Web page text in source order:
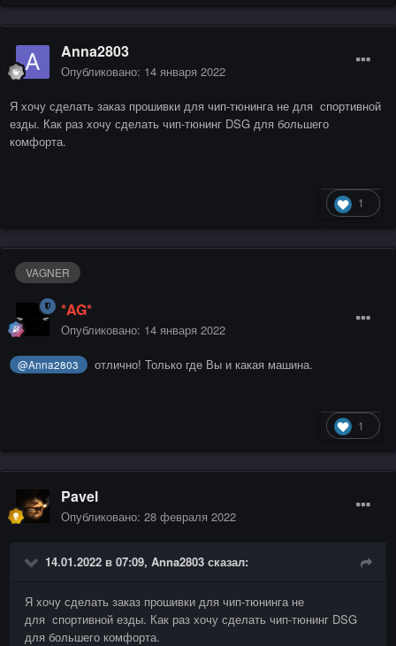
Anna2803
Опубликовано: 14 января 2022
Я хочу сделать заказ прошивки для чип-тюнинга не для спортивной
езды. Как раз хочу сделать чип-тюнинг DSG для большего
комфорта.
1
VAGNER
*AG*
Опубликовано: 14 января 2022
@Anna2803 отлично! Только где Вы и какая машина.
1
Pavel
Опубликовано: 28 февраля 2022
14.01.2022 в 07:09, Anna2803 сказал:
Я хочу сделать заказ прошивки для чип-тюнинга не
для спортивной езды. Как раз хочу сделать чип-тюнинг DSG
для большего комфорта.